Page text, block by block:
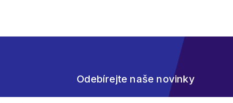
Odebírejte naše novinky